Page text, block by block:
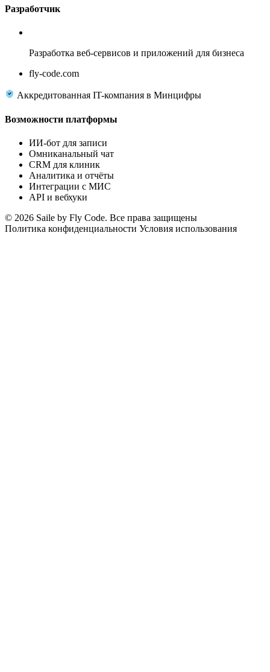
Разработчик
Разработка веб-сервисов и приложений для бизнеса
fly-code.com
Аккредитованная IT-компания в Минцифры
Возможности платформы
ИИ-бот для записи
Омниканальный чат
CRM для клиник
Аналитика и отчёты
Интеграции с МИС
API и вебхуки
© 2026 Saile by Fly Code. Все права защищены
Политика конфиденциальности Условия использования